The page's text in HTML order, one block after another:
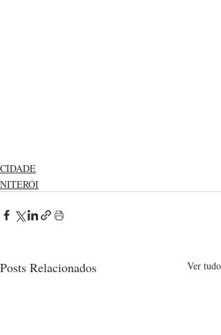
CIDADE
NITERÓI
Posts Relacionados Ver tudo